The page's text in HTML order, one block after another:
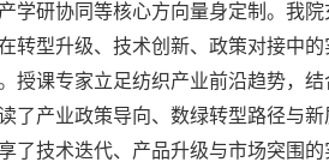
学研协同等核心方向量身定制。我
转型升级、技术创新、政策对接中
授课专家立足纺织产业前沿趋势，
了产业政策导向、数绿转型路径与
了技术迭代、产品升级与市场突围